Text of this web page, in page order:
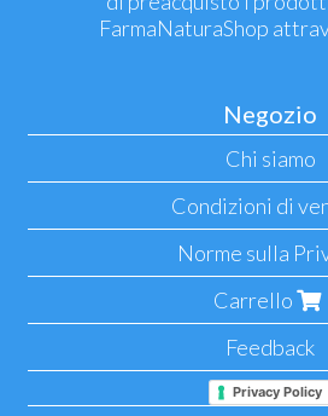
FarmaNaturaShop
Negozio
Chi siamo
Condizioni di
Norme sulla
Carrello
Feedback
Privacy Policy